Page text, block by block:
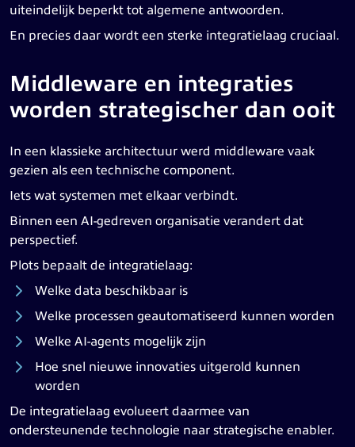
uiteindelijk beperkt tot algemene antwoorden.
En precies daar wordt een sterke integratielaag cruciaal.
Middleware en integraties
worden strategischer dan ooit
In een klassieke architectuur werd middleware vaak
gezien als een technische component.
Iets wat systemen met elkaar verbindt.
Binnen een AI-gedreven organisatie verandert dat
perspectief.
Plots bepaalt de integratielaag:
Welke data beschikbaar is
Welke processen geautomatiseerd kunnen worden
Welke AI-agents mogelijk zijn
Hoe snel nieuwe innovaties uitgerold kunnen
worden
De integratielaag evolueert daarmee van
ondersteunende technologie naar strategische enabler.